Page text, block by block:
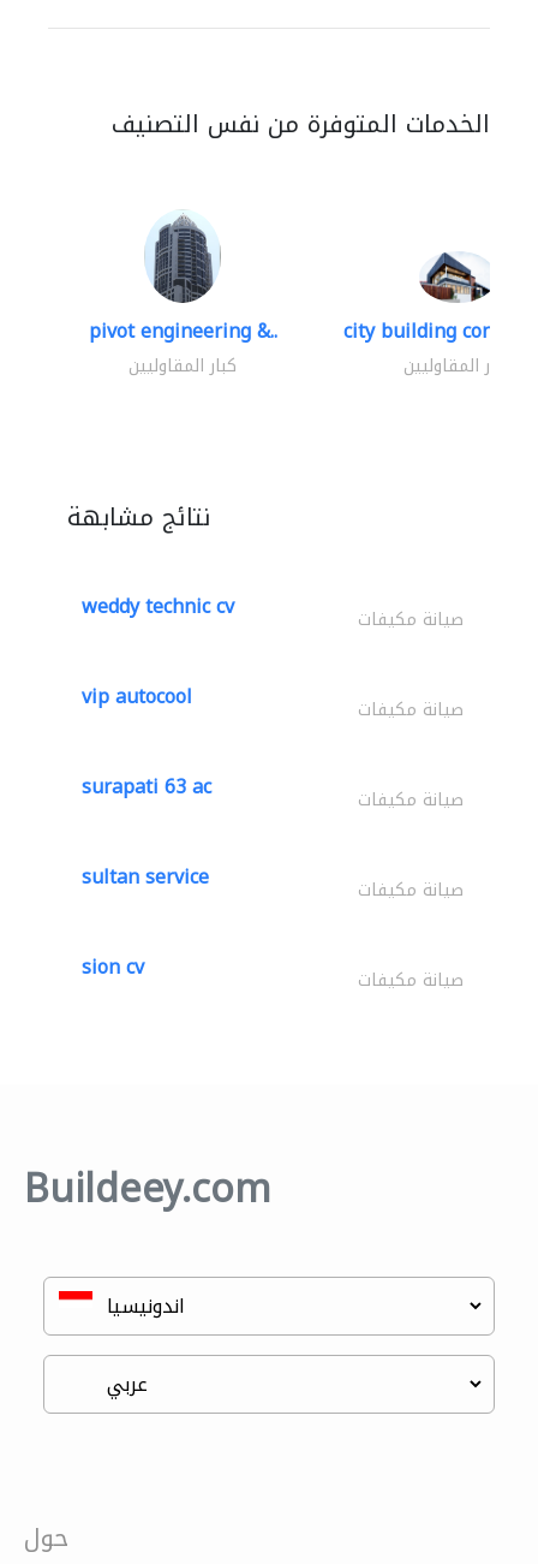
الخدمات المتوفرة من نفس التصنيف
pivot engineering &..
كبار المقاوليين
city building
كبار المقاوليين
نتائج مشابهة
weddy technic cv صيانة مكيفات
vip autocool صيانة مكيفات
surapati 63 ac صيانة مكيفات
sultan service صيانة مكيفات
sion cv صيانة مكيفات
Buildeey.com
حول